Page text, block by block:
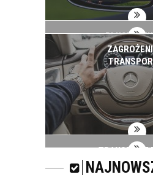
PLUSY I
TRANSPORTU
TRANSPORT